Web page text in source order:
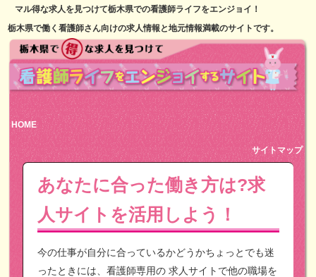
マル得な求人を見つけて栃木県での看護師ライフをエンジョイ！
栃木県で働く看護師さん向けの求人情報と地元情報満載のサイトです。
HOME
サイトマップ
あなたに合った働き方は?求
人サイトを活用しよう！
今の仕事が自分に合っているかどうかちょっとでも迷
ったときには、看護師専用の 求人サイトで他の職場を